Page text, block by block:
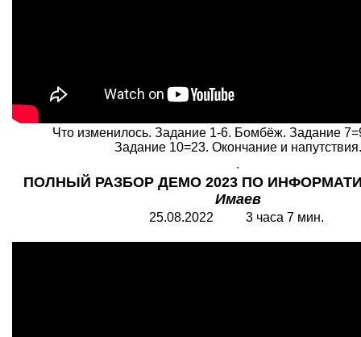
Что изменилось. Задание 1-6. Бомбёж. Задание
Задание 10=23. Окончание и напутствия.
.
ПОЛНЫЙ РАЗБОР ДЕМО 2023 ПО
Имаев
25.08.2022 3 часа 7 мин.